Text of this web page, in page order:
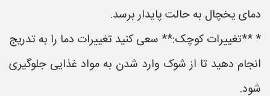
دمای یخچال به حالت پایدار برسد.
* **تغییرات کوچک:** سعی کنید تغییرات دما را به تدریج
انجام دهید تا از شوک وارد شدن به مواد غذایی جلوگیری
شود.